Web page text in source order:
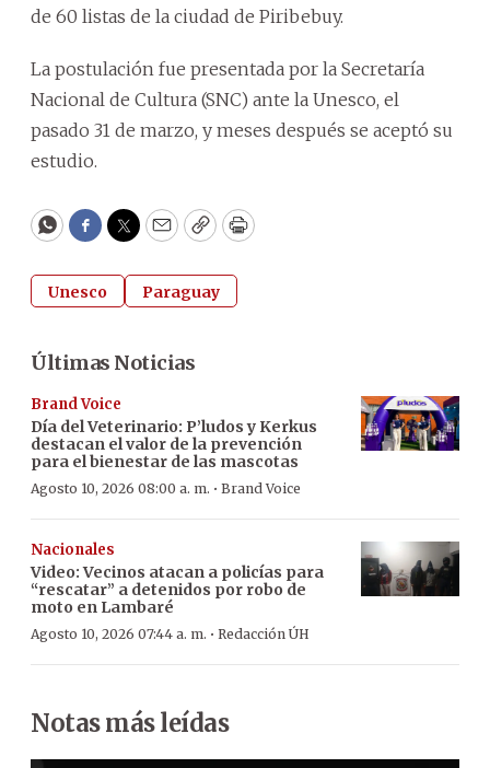
de 60 listas de la ciudad de Piribebuy.
La postulación fue presentada por la Secretaría
Nacional de Cultura (SNC) ante la Unesco, el
pasado 31 de marzo, y meses después se aceptó su
estudio.
WhatsApp
Facebook
Twitter
EmailCopyPrint
Unesco Paraguay
Últimas Noticias
Brand Voice
Día del Veterinario: P’ludos y Kerkus
destacan el valor de la prevención
para el bienestar de las mascotas
Agosto 10, 2026 08:00 a. m. · Brand Voice
Nacionales
Video: Vecinos atacan a policías para
“rescatar” a detenidos por robo de
moto en Lambaré
Agosto 10, 2026 07:44 a. m. · Redacción ÚH
Notas más leídas